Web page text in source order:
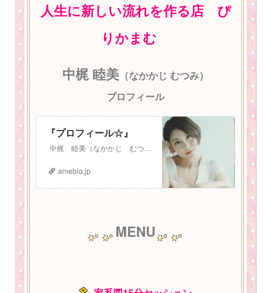
人生に新しい流れを作る店 ぴ
りかまむ
中梶 睦美 （なかかじ むつみ）
プロフィール
『プロフィール☆』
ameblo.jp
MENU